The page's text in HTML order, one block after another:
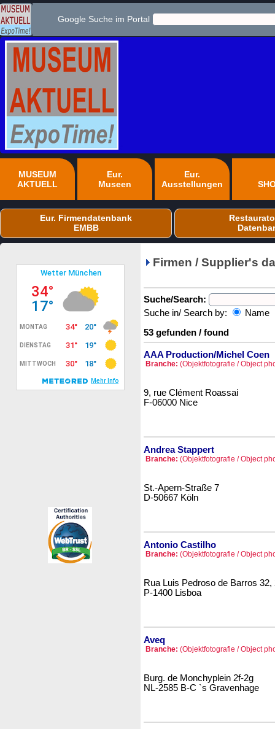
Google Suche im Portal
MUSEUM
AKTUELL
Eur.
Museen
Eur.
Ausstellungen
Eur. Firmendatenbank
EMBB
Firmen / Supplier's
Suche/Search:
Suche in/ Search by:
Name
53 gefunden / found
AAA Production/Michel Coen
Branche: (Objektfotografie / Object
9, rue Clément Roassai
F-06000 Nice
Andrea Stappert
Branche: (Objektfotografie / Object
St.-Apern-Straße 7
D-50667 Köln
Antonio Castilho
Branche: (Objektfotografie / Object
Rua Luis Pedroso de Barros 32,
P-1400 Lisboa
Aveq
Branche: (Objektfotografie / Object
Burg. de Monchyplein 2f-2g
NL-2585 B-C `s Gravenhage